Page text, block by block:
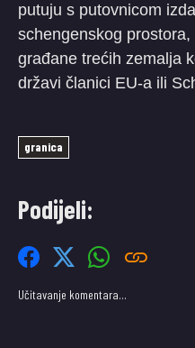
putuju s putovnicom
schengenskog
građane trećih zemalja
državi članici EU-a ili
granica
Podijeli:
Učitavanje komentara…